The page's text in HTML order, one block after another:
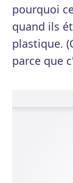
pourquoi
quand ils
plastique.
parce que